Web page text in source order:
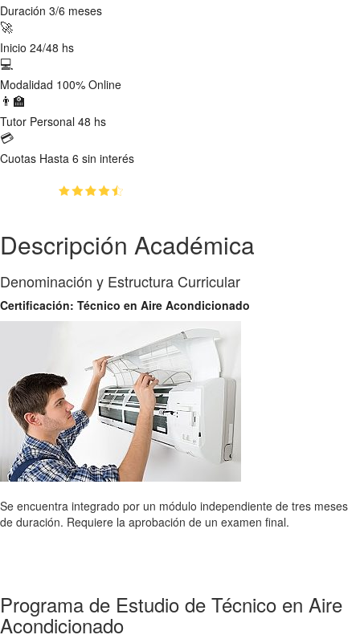
Duración 3/6 meses
🚀
Inicio 24/48 hs
💻
Modalidad 100% Online
👨‍🏫
Tutor Personal 48 hs
💳
Cuotas Hasta 6 sin interés
Descripción Académica
Denominación y Estructura Curricular
Certificación: Técnico en Aire Acondicionado
Se encuentra integrado por un módulo independiente de tres meses
de duración. Requiere la aprobación de un examen final.
Programa de Estudio de Técnico en Aire
Acondicionado